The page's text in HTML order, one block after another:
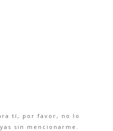
tí, por favor, no lo
sin mencionarme.